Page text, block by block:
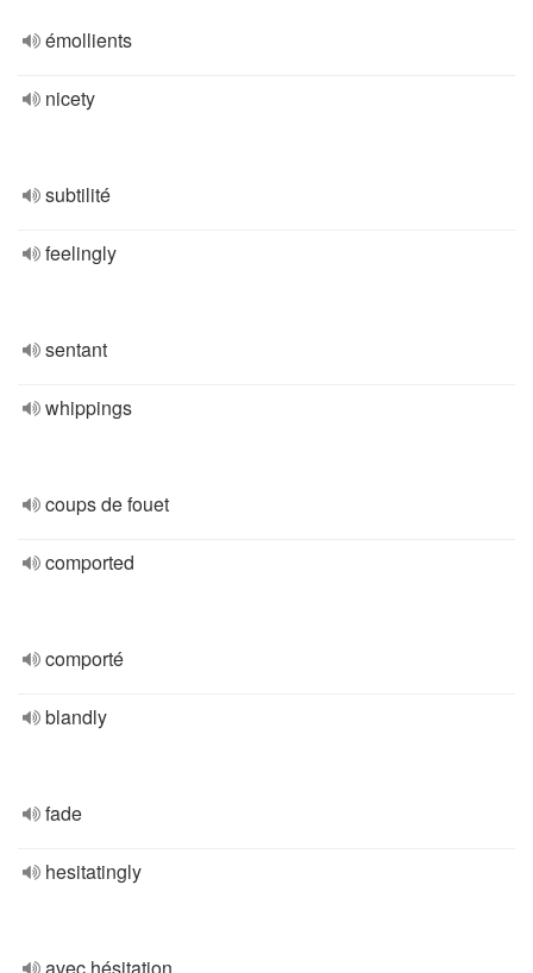
émollients
nicety
subtilité
feelingly
sentant
whippings
coups de fouet
comported
comporté
blandly
fade
hesitatingly